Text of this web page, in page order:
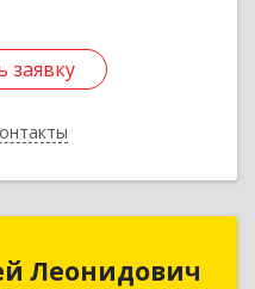
заявку
заявку
Леонидович
Леонидович